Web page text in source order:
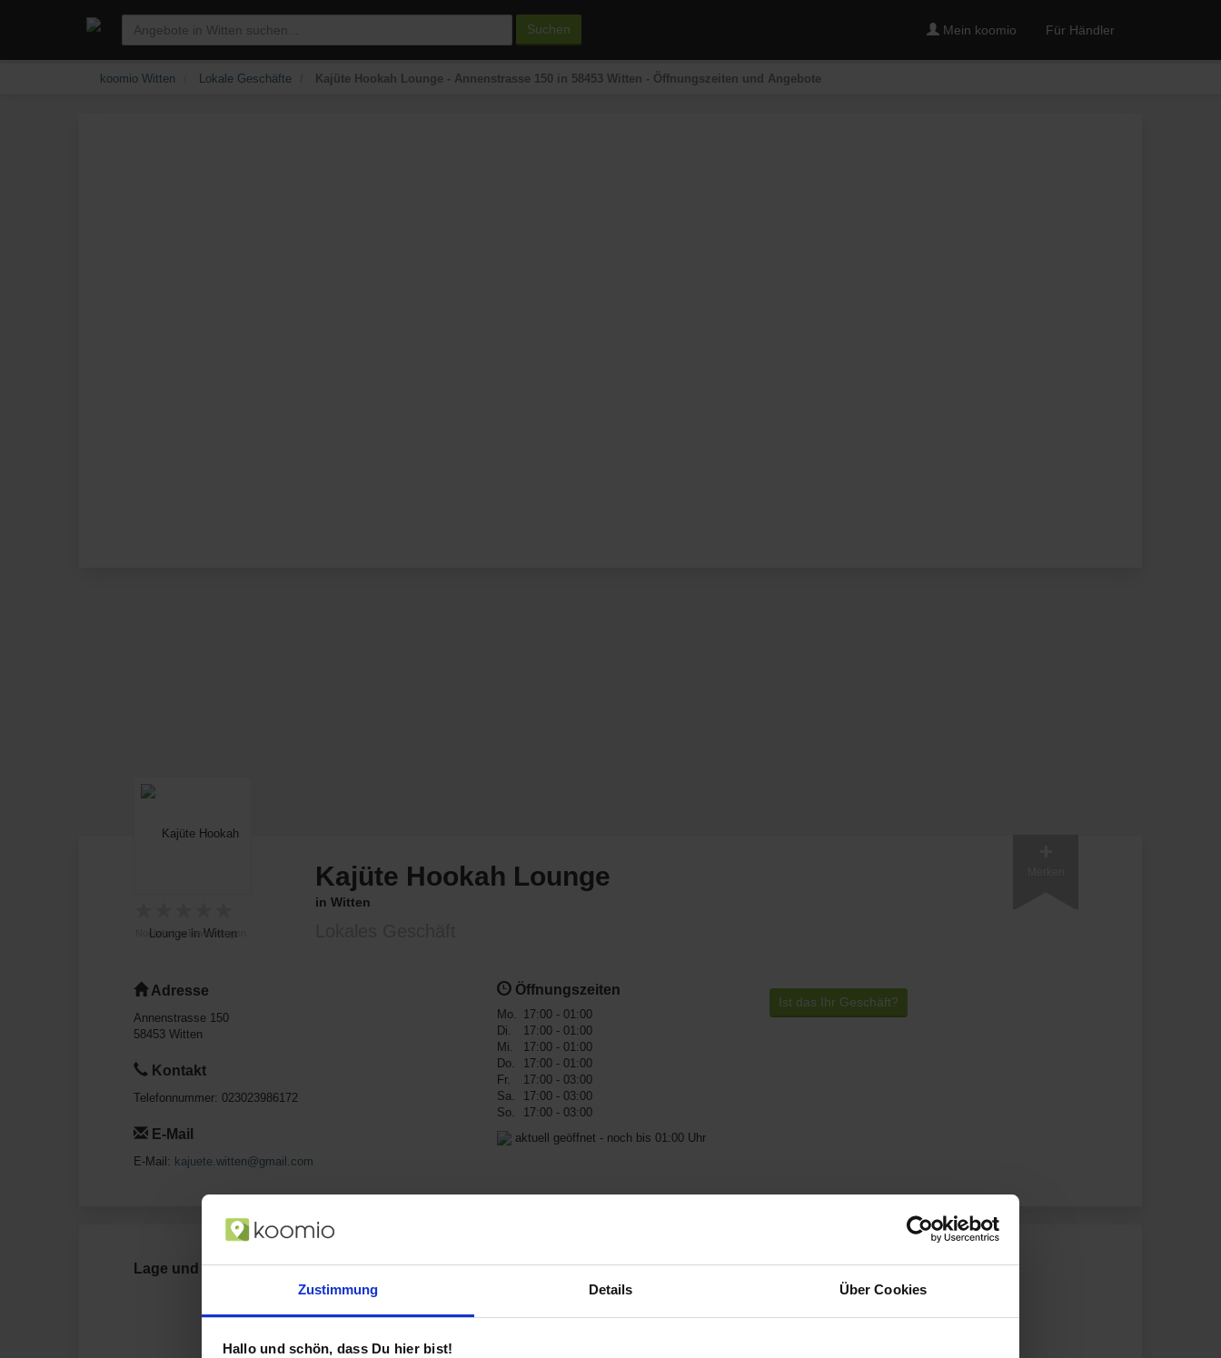
Zustimmung Details Über Cookies
Hallo und schön, dass Du hier bist!
Suchen Mein koomio Für Händler
koomio Witten Lokale Geschäfte Kajüte Hookah Lounge - Annenstrasse 150 in 58453 Witten - Öffnungszeiten und Angebote
Noch keine Bewertungen
Kajüte Hookah Lounge
in Witten
Adresse
Annenstrasse 150
58453 Witten
Kontakt
Telefonnummer: 023023986172
E-Mail
E-Mail: kajuete.witten@gmail.com
Öffnungszeiten
Mo.
17:00 - 01:00
Di.
17:00 - 01:00
Mi.
17:00 - 01:00
Do.
17:00 - 01:00
Fr.
17:00 - 03:00
Sa.
17:00 - 03:00
So.
17:00 - 03:00
aktuell geöffnet - noch bis 01:00 Uhr
Ist das Ihr Geschäft?
Lage und Anfahrt zu Kajüte Hookah Lounge